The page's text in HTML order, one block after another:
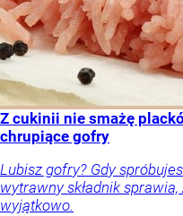
Z cukinii nie smażę
chrupiące gofry
Lubisz gofry? Gdy
wytrawny składnik
wyjątkowo.